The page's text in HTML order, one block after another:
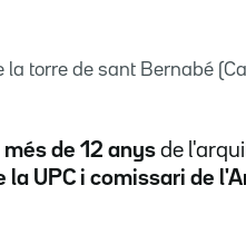
torre de sant Bernabé
de 12 anys de
la UPC i comissari de